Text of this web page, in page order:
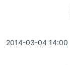
2014-03-04 14:00